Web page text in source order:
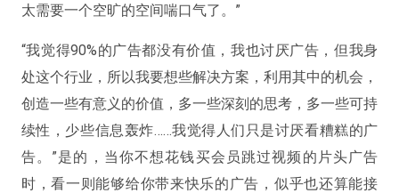
太需要一个空旷的空间喘口气了。”
“我觉得90%的广告都没有价值，我也讨厌广告，但我身
处这个行业，所以我要想些解决方案，利用其中的机会，
创造一些有意义的价值，多一些深刻的思考，多一些可持
续性，少些信息轰炸……我觉得人们只是讨厌看糟糕的广
告。”是的，当你不想花钱买会员跳过视频的片头广告
时，看一则能够给你带来快乐的广告，似乎也还算能接